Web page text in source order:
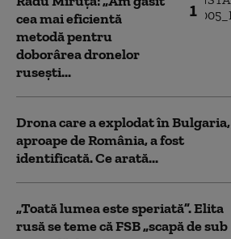
1
cea mai eficientă
metodă pentru
doborârea dronelor
rusești...
Drona care a explodat în Bulgaria,
aproape de România, a fost
identificată. Ce arată...
„Toată lumea este speriată”. Elita
rusă se teme că FSB „scapă de sub